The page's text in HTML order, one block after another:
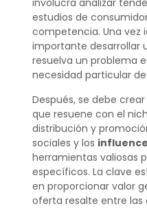
involucra analizar
estudios de
competencia. Una vez
importante desarrollar
resuelva un problema
necesidad particular
Después, se debe
que resuene con el
distribución y
sociales y los
herramientas valiosas
específicos. La clave
en proporcionar valor
oferta resalte entre las